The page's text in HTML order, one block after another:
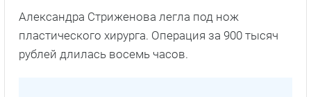
Александра Стриженова легла под нож
пластического хирурга. Операция за 900 тысяч
рублей длилась восемь часов.